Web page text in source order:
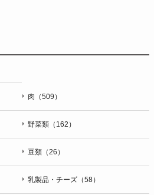
の訂正・追加または削除・利用の
提供の停止（「開示等」といいま
お問合せは下記の連絡先までお願
ますが、当社が依頼する情報の提
ございますのでご了承下さい。
イトへのアクセス状況について、
肉（509）
野菜類（162）
豆類（26）
乳製品・チーズ（58）